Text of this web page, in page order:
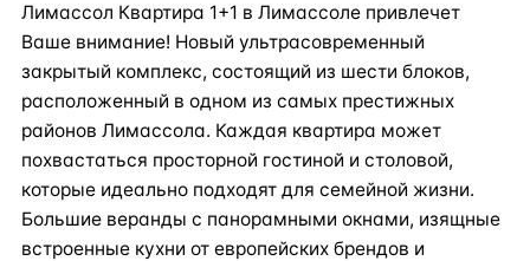
Лимассол Квартира 1+1 в Лимассоле привлечет
Ваше внимание! Новый ультрасовременный
закрытый комплекс, состоящий из шести блоков,
расположенный в одном из самых престижных
районов Лимассола. Каждая квартира может
похвастаться просторной гостиной и столовой,
которые идеально подходят для семейной жизни.
Большие веранды с панорамными окнами, изящные
встроенные кухни от европейских брендов и